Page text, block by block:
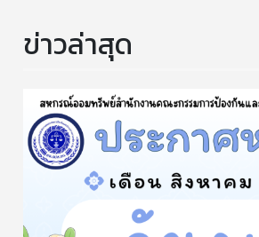
ข่าวล่าสุด